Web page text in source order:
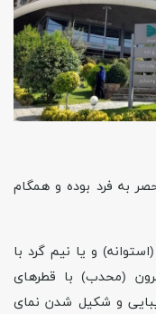
به فرد بوده و همگام
و یا نیم گرد با
(محدب) با قطرهای
و شکیل شدن نمای